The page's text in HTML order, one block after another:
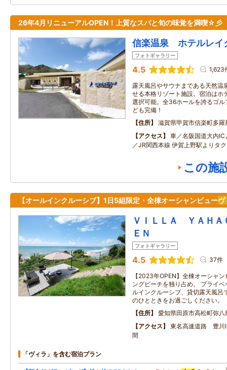
26年4月リニューアルOPEN！上質なスパと旬の味覚を満喫☆彡
信楽温泉 ホテルレイ
フォトギャラリー
4.5 1,623
露天風呂やサウナまである天然温
せる本格リゾート施設。宿泊はホ
選択可能。全36ホールを誇るゴ
ども完備！
住所
滋賀県甲賀市信楽町多羅
アクセス
車／名阪国道大内
／JR関西本線 伊賀上野駅よりタ
この施
【オールインクルーシブ】1日5組限定・全棟オーシャンビューヴ
ＶＩＬＬＡ ＹＡＨ
ＥＮ
フォトギャラリー
4.5 37件
【2023年OPEN】全棟オーシャ
ングビーチを独り占め。 プライ
ルインクルーシブ、貸切露天風呂
のひとときをお過ごしください。
住所
愛知県田原市高松町弥八
アクセス
東名高速道路 豊川
間
「ヴィラ」を含む宿泊プラン